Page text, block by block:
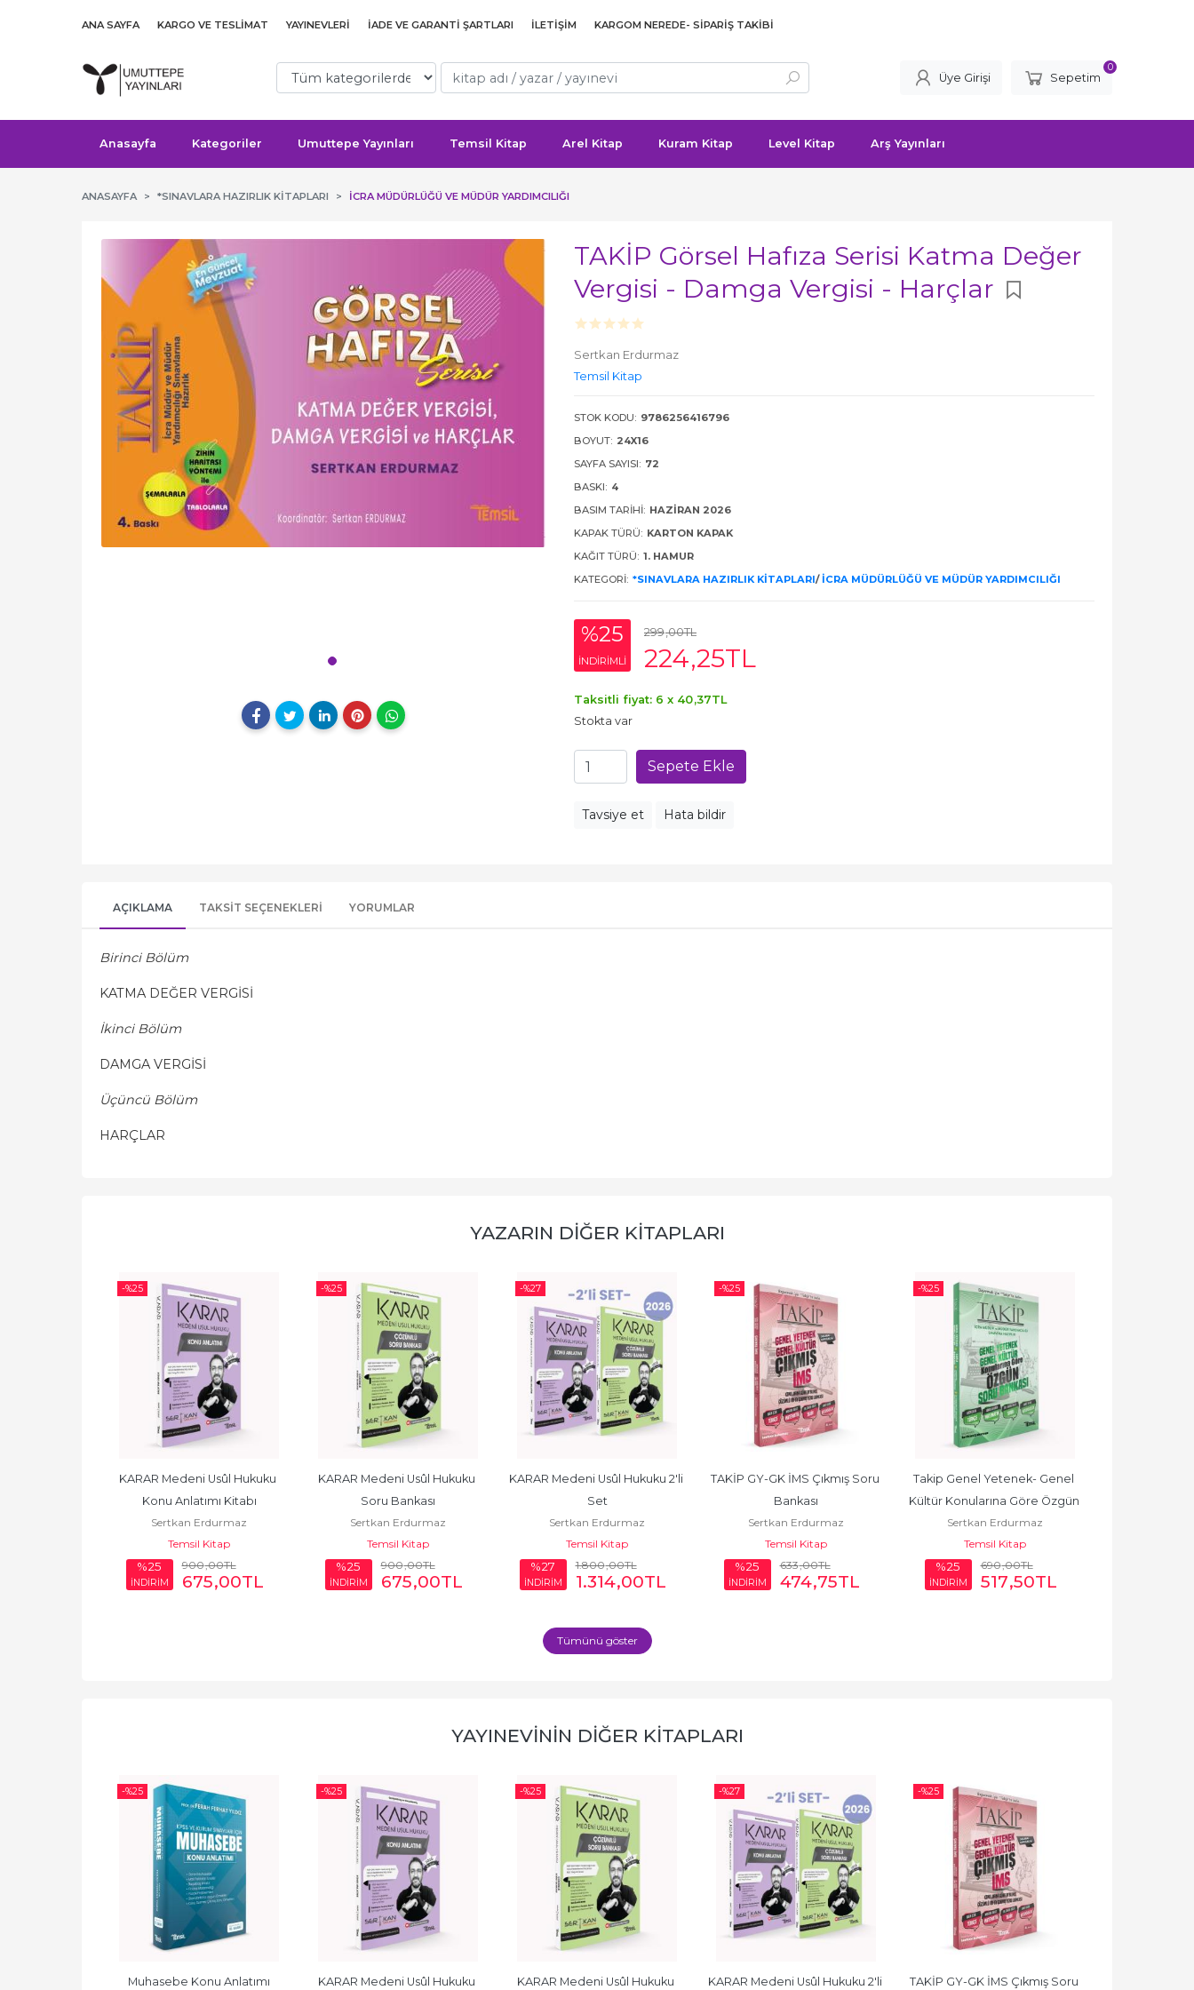
ANA SAYFA KARGO VE TESLIMAT YAYINEVLERI İADE VE GARANTI ŞARTLARI İLETIŞIM KARGOM NEREDE- SIPARIŞ TAKIBI
Üye Girişi Sepetim
0
Anasayfa Kategoriler Umuttepe Yayınları Temsil Kitap Arel Kitap Kuram Kitap Level Kitap Arş Yayınları
ANASAYFA *SINAVLARA HAZIRLIK KITAPLARI İCRA MÜDÜRLÜĞÜ VE MÜDÜR YARDIMCILIĞI
TAKİP Görsel Hafıza Serisi Katma Değer
Vergisi - Damga Vergisi - Harçlar
Sertkan Erdurmaz
Temsil Kitap
STOK KODU: 9786256416796
BOYUT: 24X16
SAYFA SAYISI: 72
BASKI: 4
BASIM TARIHI: HAZIRAN 2026
KAPAK TÜRÜ: KARTON KAPAK
KAĞIT TÜRÜ: 1. HAMUR
KATEGORI: *SINAVLARA HAZIRLIK KITAPLARI/ İCRA MÜDÜRLÜĞÜ VE MÜDÜR YARDIMCILIĞI
%25
INDIRIMLI
299,00TL
224,25TL
Taksitli fiyat: 6 x 40,37TL
Stokta var
Sepete Ekle
Tavsiye et Hata bildir
AÇIKLAMA TAKSIT SEÇENEKLERI YORUMLAR
Birinci Bölüm
KATMA DEĞER VERGİSİ
İkinci Bölüm
DAMGA VERGİSİ
Üçüncü Bölüm
HARÇLAR
YAZARIN DIĞER KITAPLARI
-%25
KARAR Medeni Usûl Hukuku
Konu Anlatımı Kitabı
Sertkan Erdurmaz
Temsil Kitap
%25
İNDİRİM
900,00TL
675,00TL
-%25
KARAR Medeni Usûl Hukuku
Soru Bankası
Sertkan Erdurmaz
Temsil Kitap
%25
İNDİRİM
900,00TL
675,00TL
-%27
KARAR Medeni Usûl Hukuku 2'li
Set
Sertkan Erdurmaz
Temsil Kitap
%27
İNDİRİM
1.800,00TL
1.314,00TL
-%25
TAKİP GY-GK İMS Çıkmış Soru
Bankası
Sertkan Erdurmaz
Temsil Kitap
%25
İNDİRİM
633,00TL
474,75TL
-%25
Takip Genel Yetenek- Genel
Kültür Konularına Göre Özgün
Soru Bankası
Sertkan Erdurmaz
Temsil Kitap
%25
İNDİRİM
690,00TL
517,50TL
Tümünü göster
YAYINEVININ DIĞER KITAPLARI
-%25
Muhasebe Konu Anlatımı
-%25
KARAR Medeni Usûl Hukuku
-%25
KARAR Medeni Usûl Hukuku
-%27
KARAR Medeni Usûl Hukuku 2'li
-%25
TAKİP GY-GK İMS Çıkmış Soru